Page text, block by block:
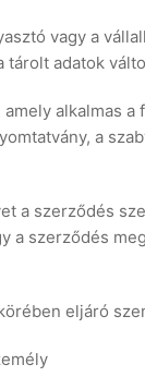
vagy a
adatok
alkalmas
a
a szerződés
szerződés
eljáró